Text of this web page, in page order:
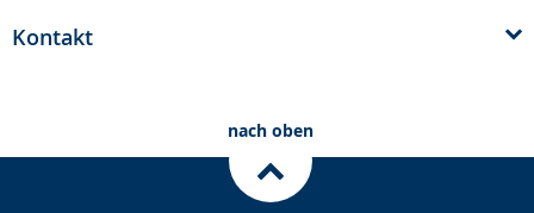
Kontakt
nach oben